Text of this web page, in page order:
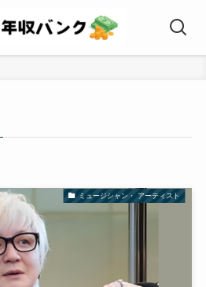
ミュージシャン・ アーティスト